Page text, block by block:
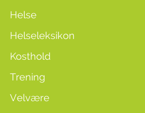
Helse
Helseleksikon
Kosthold
Trening
Velvære